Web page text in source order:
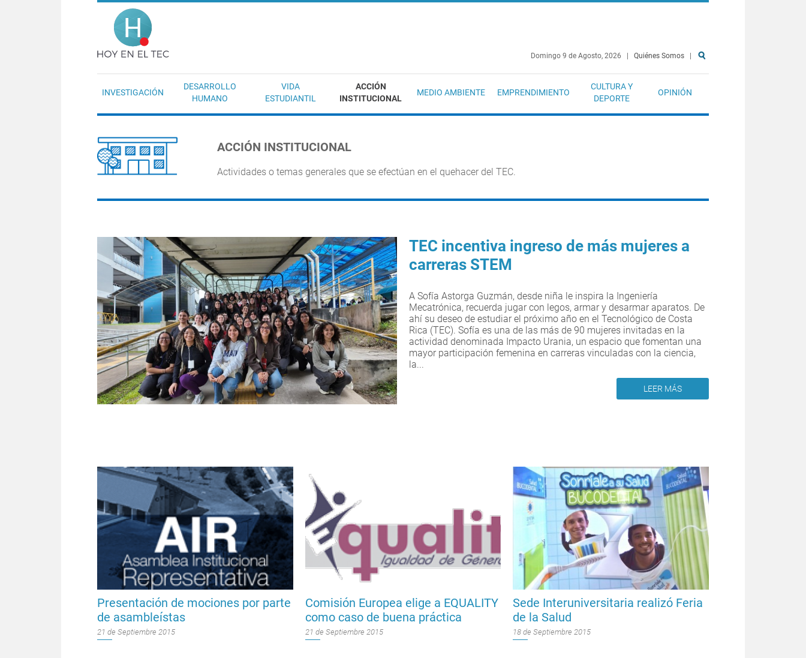
Pasar al contenido principal
Domingo 9 de Agosto, 2026 Quiénes Somos
INVESTIGACIÓN
DESARROLLO
HUMANO
VIDA
ESTUDIANTIL
ACCIÓN
INSTITUCIONAL
MEDIO AMBIENTE EMPRENDIMIENTO
CULTURA Y
DEPORTE
OPINIÓN
ACCIÓN INSTITUCIONAL
Actividades o temas generales que se efectúan en el quehacer del TEC.
TEC incentiva ingreso de más mujeres a
carreras STEM
A Sofía Astorga Guzmán, desde niña le inspira la Ingeniería
Mecatrónica, recuerda jugar con legos, armar y desarmar aparatos. De
ahí su deseo de estudiar el próximo año en el Tecnológico de Costa
Rica (TEC). Sofía es una de las más de 90 mujeres invitadas en la
actividad denominada Impacto Urania, un espacio que fomentan una
mayor participación femenina en carreras vinculadas con la ciencia,
la...
LEER MÁS
Presentación de mociones por parte
de asambleístas
21 de Septiembre 2015
Comisión Europea elige a EQUALITY
como caso de buena práctica
21 de Septiembre 2015
Sede Interuniversitaria realizó Feria
de la Salud
18 de Septiembre 2015